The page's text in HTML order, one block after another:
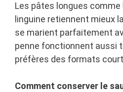
Les pâtes longues
linguine retiennent mieux
se marient parfaitement
penne fonctionnent aussi
préfères des formats
Comment conserver le